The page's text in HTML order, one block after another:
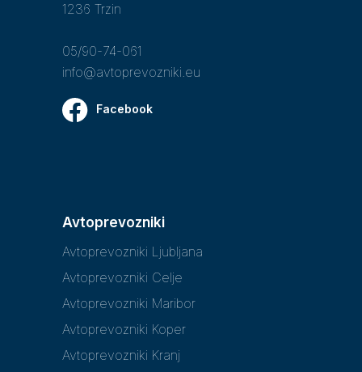
1236 Trzin
05/90-74-061
info@avtoprevozniki.eu
Facebook
Avtoprevozniki
Avtoprevozniki Ljubljana
Avtoprevozniki Celje
Avtoprevozniki Maribor
Avtoprevozniki Koper
Avtoprevozniki Kranj